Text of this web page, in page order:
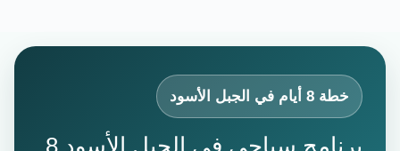
خطة 8 أيام في الجبل الأسود
برنامج سياحي في الجبل الأسود 8